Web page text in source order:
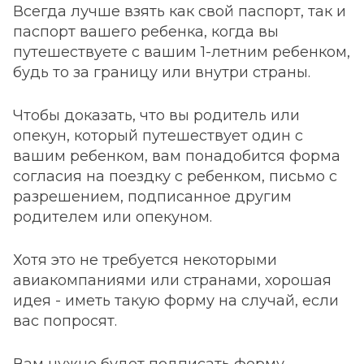
Всегда лучше взять как свой паспорт, так и
паспорт вашего ребенка, когда вы
путешествуете с вашим 1-летним ребенком,
будь то за границу или внутри страны.
Чтобы доказать, что вы родитель или
опекун, который путешествует один с
вашим ребенком, вам понадобится форма
согласия на поездку с ребенком, письмо с
разрешением, подписанное другим
родителем или опекуном.
Хотя это не требуется некоторыми
авиакомпаниями или странами, хорошая
идея - иметь такую форму на случай, если
вас попросят.